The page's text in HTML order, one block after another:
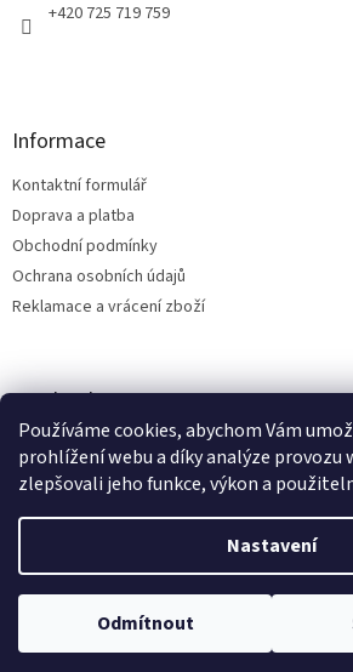
Používáme cookies, abychom Vám
prohlížení webu a díky analýze provozu
zlepšovali jeho funkce, výkon a
Nastavení
Odmítnout
+420 725 719 759
Informace
Kontaktní formulář
Doprava a platba
Obchodní podmínky
Ochrana osobních údajů
Reklamace a vrácení zboží
Facebook
Copyright 2026Bílá Tara - MamaLand.
Upravit nastavení